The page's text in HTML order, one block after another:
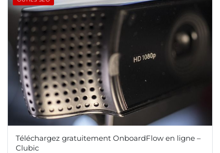
Téléchargez gratuitement OnboardFlow en ligne –
Clubic